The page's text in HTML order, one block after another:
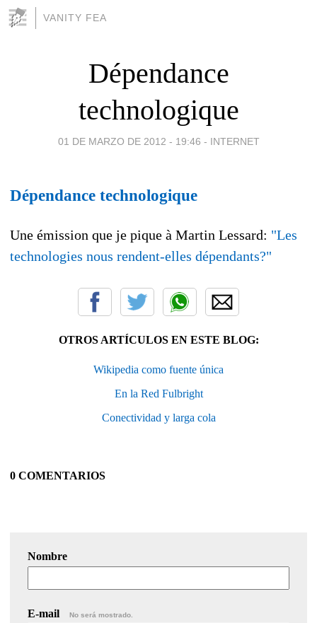
VANITY FEA
Dépendance
technologique
01 DE MARZO DE 2012 - 19:46 - INTERNET
Dépendance technologique
Une émission que je pique à Martin Lessard: "Les
technologies nous rendent-elles dépendants?"
OTROS ARTÍCULOS EN ESTE BLOG:
Wikipedia como fuente única
En la Red Fulbright
Conectividad y larga cola
0 COMENTARIOS
Nombre
E-mail No será mostrado.